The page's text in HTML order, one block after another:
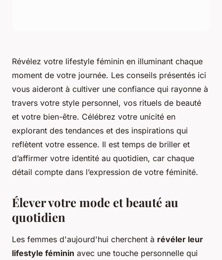
Révélez votre lifestyle féminin en illuminant chaque
moment de votre journée. Les conseils présentés ici
vous aideront à cultiver une confiance qui rayonne à
travers votre style personnel, vos rituels de beauté
et votre bien-être. Célébrez votre unicité en
explorant des tendances et des inspirations qui
reflètent votre essence. Il est temps de briller et
d’affirmer votre identité au quotidien, car chaque
détail compte dans l’expression de votre féminité.
Élever votre mode et beauté au
quotidien
Les femmes d'aujourd'hui cherchent à révéler leur
lifestyle féminin avec une touche personnelle qui